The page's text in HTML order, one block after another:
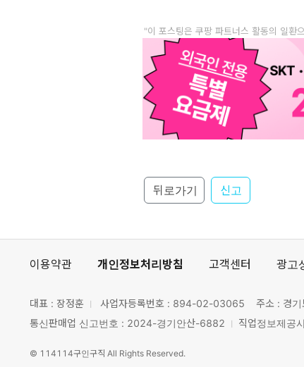
"이 포스팅은 쿠팡 파트너스 활동의 일환
뒤로가기 신고
이용약관 개인정보처리방침 고객센터 광고
대표 : 장정훈 사업자등록번호 : 894-02-03065
주소 : 경
통신판매업 신고번호 : 2024-경기안산-6882
직업정보제
© 114114구인구직 All Rights Reserved.